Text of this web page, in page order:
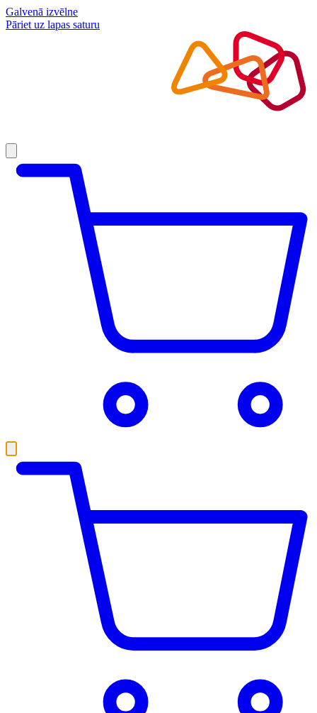
Galvenā izvēlne
Pāriet uz lapas saturu